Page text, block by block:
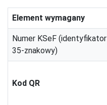
Element wymagany
Numer KSeF (identyfikator
35-znakowy)
Kod QR